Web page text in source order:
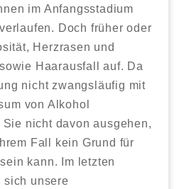
im Anfangsstadium
Doch früher oder
Herzrasen und
Haarausfall auf. Da
nicht zwangsläufig mit
von Alkohol
nicht davon ausgehen,
Fall kein Grund für
kann. Im letzten
sich unsere